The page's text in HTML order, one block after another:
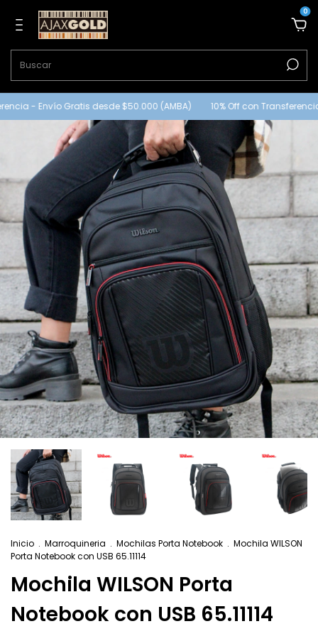
0
- Envío Gratis desde $50.000 (AMBA) 10% Off con
Inicio . Marroquineria . Mochilas Porta Notebook . Mochila WILSON
Porta Notebook con USB 65.11114
Mochila WILSON Porta
Notebook con USB 65.11114